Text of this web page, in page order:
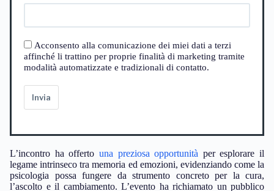
Acconsento alla comunicazione dei miei dati a terzi
affinché li trattino per proprie finalità di marketing tramite
modalità automatizzate e tradizionali di contatto.
Invia
L’incontro ha offerto una preziosa opportunità per esplorare il
legame intrinseco tra memoria ed emozioni, evidenziando come la
psicologia possa fungere da strumento concreto per la cura,
l’ascolto e il cambiamento. L’evento ha richiamato un pubblico